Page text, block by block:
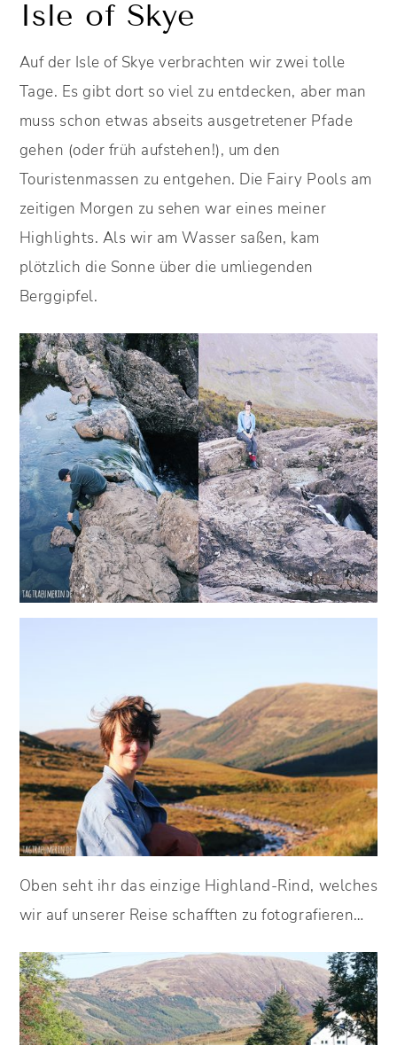
Isle of Skye
Auf der Isle of Skye verbrachten wir zwei tolle
Tage. Es gibt dort so viel zu entdecken, aber man
muss schon etwas abseits ausgetretener Pfade
gehen (oder früh aufstehen!), um den
Touristenmassen zu entgehen. Die Fairy Pools am
zeitigen Morgen zu sehen war eines meiner
Highlights. Als wir am Wasser saßen, kam
plötzlich die Sonne über die umliegenden
Berggipfel.
Oben seht ihr das einzige Highland-Rind, welches
wir auf unserer Reise schafften zu fotografieren…